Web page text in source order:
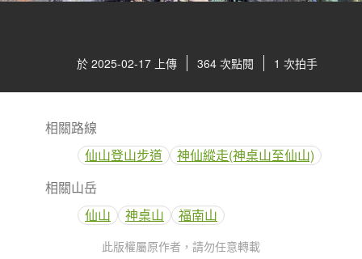
於 2025-02-17 上傳 364 次點閱 1 次拍手
相關路線
仙山登山步道
神仙縱走(神桌山至仙山)
相關山岳
仙山
神桌山 福南山
此版權屬原作者，請勿任意轉載